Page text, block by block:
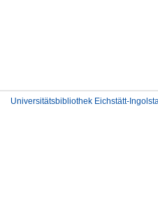
Universitätsbibliothek Eichstätt-